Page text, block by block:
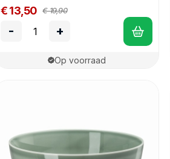
€ 13,50 € 19,90
- +
Op voorraad